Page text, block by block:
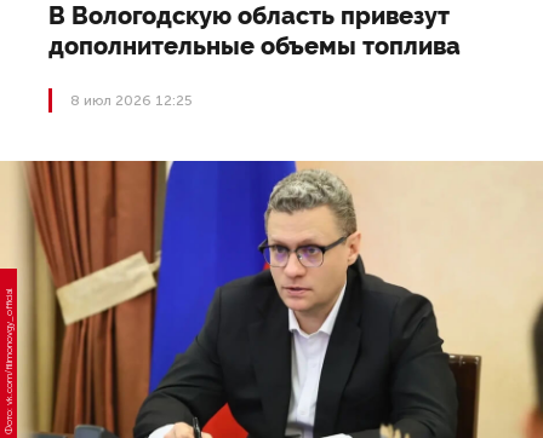
В Вологодскую область привезут
дополнительные объемы топлива
8 июл 2026 12:25
Фото: vk.com/filimonovgy_official